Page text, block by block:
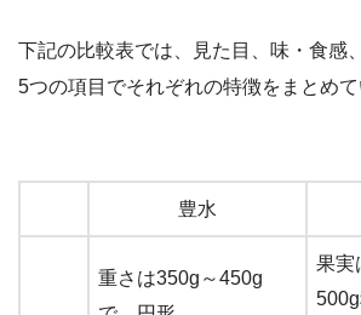
下記の比較表では、見た目、味・食感
5つの項目でそれぞれの特徴をまとめて
豊水
重さは350g～450g
果実
500g